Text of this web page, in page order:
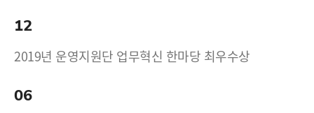
12
2019년 운영지원단 업무혁신 한마당 최우수상
06